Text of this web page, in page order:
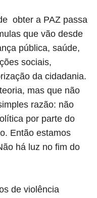
obter a PAZ passa
que vão desde
pública, saúde,
sociais,
da cidadania.
mas que não
razão: não
por parte do
Então estamos
há luz no fim do
de violência